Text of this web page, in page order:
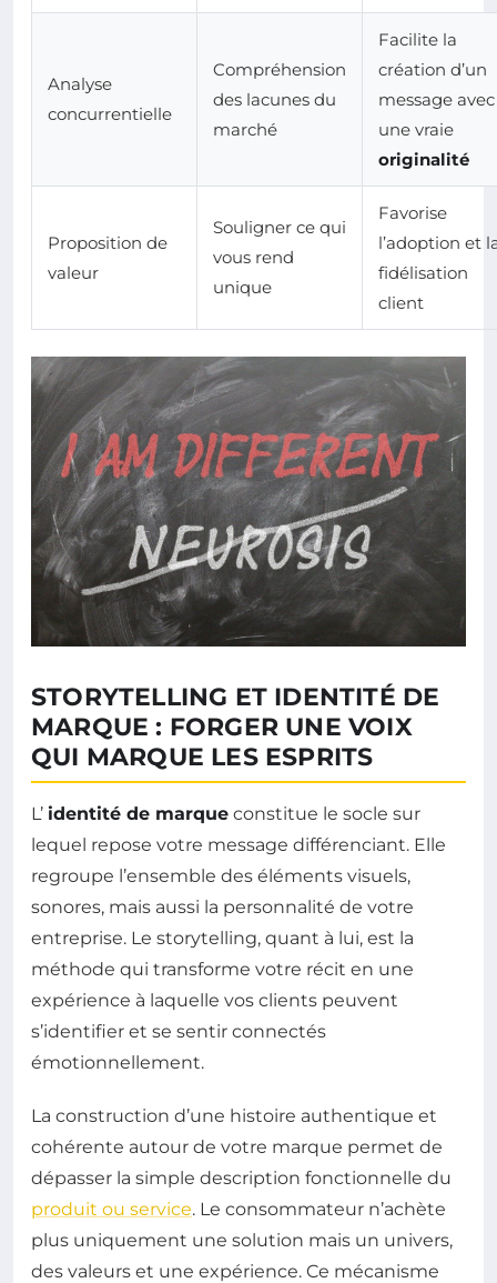
Analyse
concurrentielle
Compréhension
des lacunes du
marché
Facilite la
création d’un
message avec
une vraie
originalité
Proposition de
valeur
Souligner ce qui
vous rend
unique
Favorise
l’adoption et
fidélisation
client
STORYTELLING ET IDENTITÉ DE
MARQUE : FORGER UNE VOIX
QUI MARQUE LES ESPRITS
L’ identité de marque constitue le socle sur
lequel repose votre message différenciant. Elle
regroupe l’ensemble des éléments visuels,
sonores, mais aussi la personnalité de votre
entreprise. Le storytelling, quant à lui, est la
méthode qui transforme votre récit en une
expérience à laquelle vos clients peuvent
s’identifier et se sentir connectés
émotionnellement.
La construction d’une histoire authentique et
cohérente autour de votre marque permet de
dépasser la simple description fonctionnelle du
produit ou service. Le consommateur n’achète
plus uniquement une solution mais un univers,
des valeurs et une expérience. Ce mécanisme